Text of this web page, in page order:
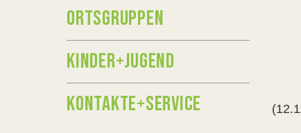
ORTSGRUPPEN
KINDER+JUGEND
KONTAKTE+SERVICE